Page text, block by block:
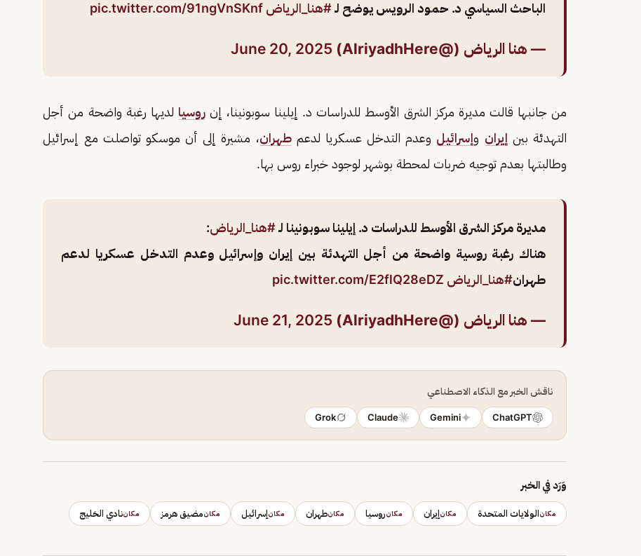
الباحث السياسي د. حمود الرويس يوضح لـ#هنا_الرياض pic.twitter.com/91ngVnSKnf
— هنا الرياض (@AlriyadhHere) June 20, 2025
من جانبها قالت مديرة مركز الشرق الأوسط للدراسات د. إيلينا سوبونينا، إنروسيا لديها رغبة واضحة من أجل
التهدئة بين إيران وإسرائيل وعدم التدخل عسكريا لدعمطهران، مشيرة إلى أن موسكو تواصلت مع إسرائيل
وطالبتها بعدم توجيه ضربات لمحطة بوشهر لوجود خبراء روس بها.
مديرة مركز الشرق الأوسط للدراسات د. إيلينا سوبونينا لـ#هنا_الرياض:
هناك رغبة روسية واضحة من أجل التهدئة بين إيران وإسرائيل وعدم التدخل عسكريا لدعم
طهران#هنا_الرياض pic.twitter.com/E2flQ28eDZ
— هنا الرياض (@AlriyadhHere) June 21, 2025
ناقش الخبر مع الذكاء الاصطناعي
ChatGPT
Gemini
Claude
Grok
وَرَد في الخبر
مكانالولايات المتحدة مكانإيران مكانروسيا مكانطهران مكانإسرائيل مكانمضيق هرمز مكاننادي الخليج